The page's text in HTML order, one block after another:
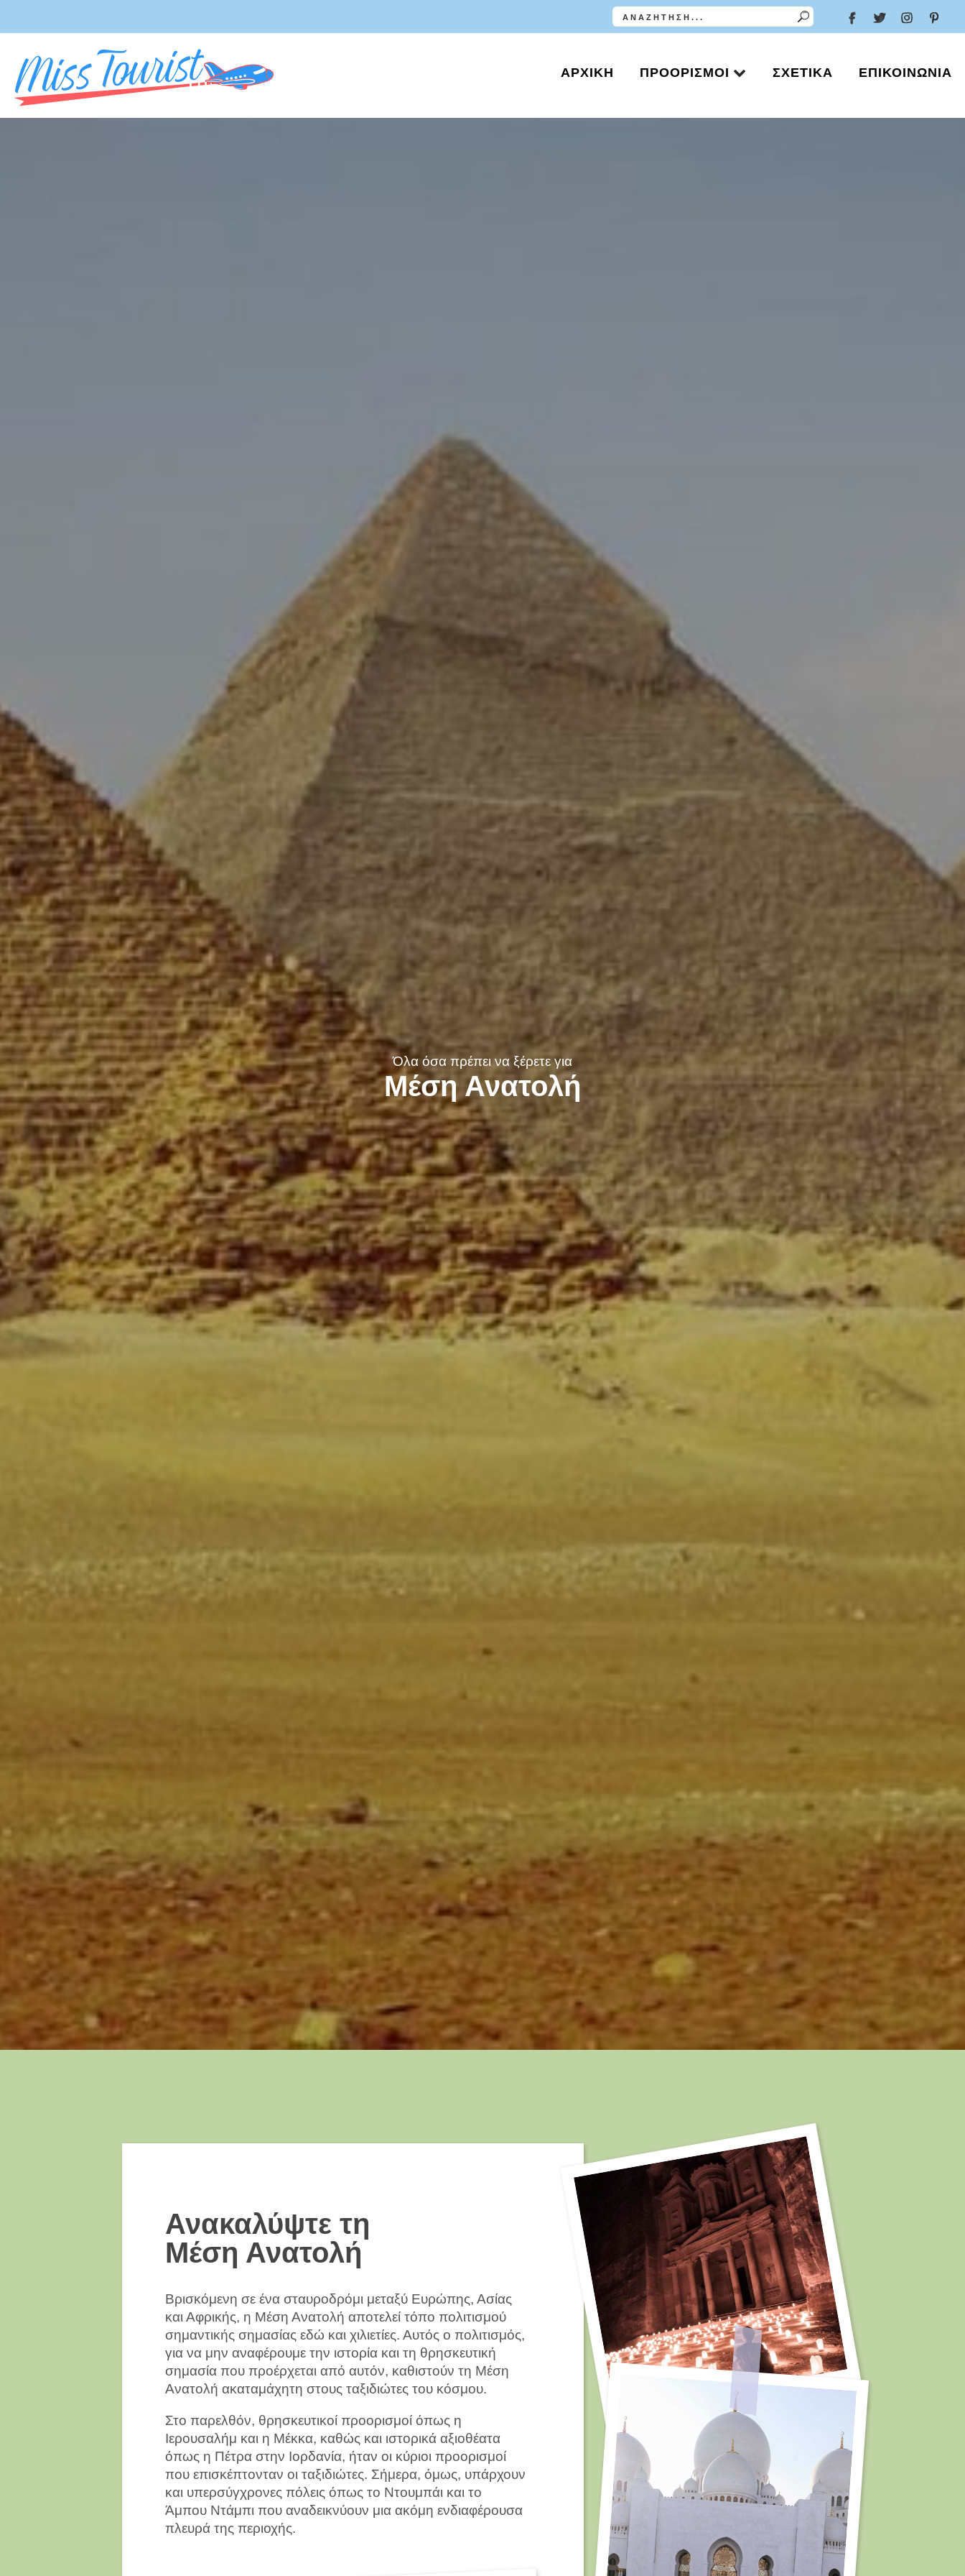
ΑΡΧΙΚΉ ΠΡΟΟΡΙΣΜΟΊ ΣΧΕΤΙΚΆ ΕΠΙΚΟΙΝΩΝΊΑ
Όλα όσα πρέπει να ξέρετε για
Μέση Ανατολή
Ανακαλύψτε τη
Μέση Ανατολή
Βρισκόμενη σε ένα σταυροδρόμι μεταξύ Ευρώπης, Ασίας
και Αφρικής, η Μέση Ανατολή αποτελεί τόπο πολιτισμού
σημαντικής σημασίας εδώ και χιλιετίες. Αυτός ο πολιτισμός,
για να μην αναφέρουμε την ιστορία και τη θρησκευτική
σημασία που προέρχεται από αυτόν, καθιστούν τη Μέση
Ανατολή ακαταμάχητη στους ταξιδιώτες του κόσμου.
Στο παρελθόν, θρησκευτικοί προορισμοί όπως η
Ιερουσαλήμ και η Μέκκα, καθώς και ιστορικά αξιοθέατα
όπως η Πέτρα στην Ιορδανία, ήταν οι κύριοι προορισμοί
που επισκέπτονταν οι ταξιδιώτες. Σήμερα, όμως, υπάρχουν
και υπερσύγχρονες πόλεις όπως το Ντουμπάι και το
Άμπου Ντάμπι που αναδεικνύουν μια ακόμη ενδιαφέρουσα
πλευρά της περιοχής.